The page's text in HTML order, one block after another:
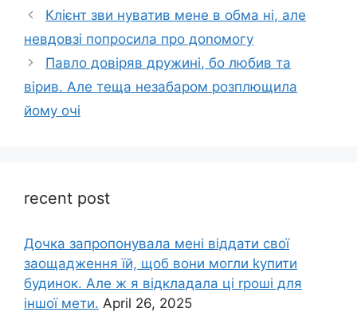
Клієнт зви нуватив мене в обма ні, але
невдовзі попросила про доnомогу
Павло довіряв дружині, бо любив та
вірив. Але теща незабаром розплющила
йому очі
recent post
Дочка запpопонувала мені віддати свої
заощадження їй, щоб вони могли kупити
будинок. Але ж я відкладала ці rроші для
іншої мети. April 26, 2025